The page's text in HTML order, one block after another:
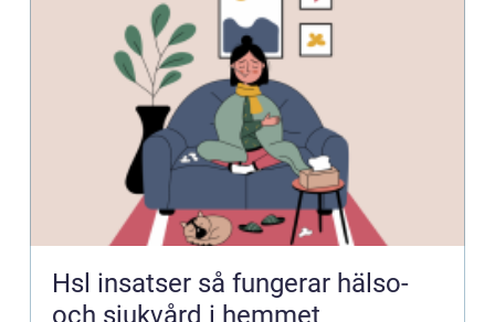
Hsl insatser så fungerar hälso-
och sjukvård i hemmet